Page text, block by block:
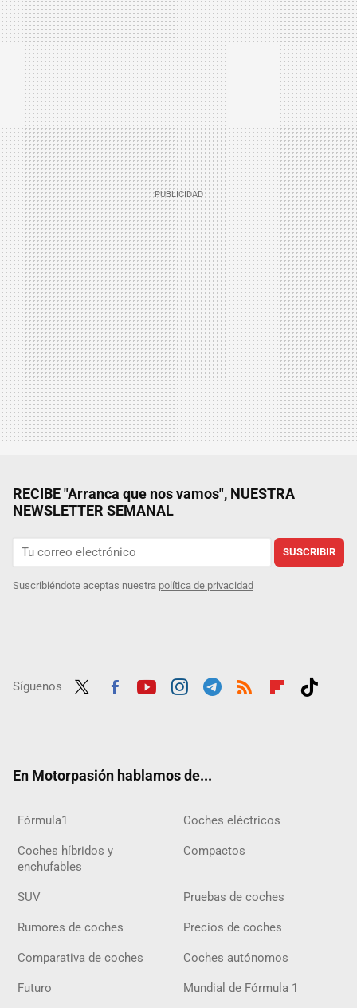
RECIBE "Arranca que nos vamos", NUESTRA
NEWSLETTER SEMANAL
SUSCRIBIR
Suscribiéndote aceptas nuestra política de privacidad
Síguenos
En Motorpasión hablamos de...
Fórmula1 Coches eléctricos
Coches híbridos y
enchufables
Compactos
SUV Pruebas de coches
Rumores de coches Precios de coches
Comparativa de coches Coches autónomos
Futuro Mundial de Fórmula 1